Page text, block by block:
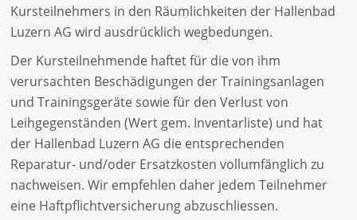
Kursteilnehmers in den Räumlichkeiten der Hallenbad
Luzern AG wird ausdrücklich wegbedungen.
Der Kursteilnehmende haftet für die von ihm
verursachten Beschädigungen der Trainingsanlagen
und Trainingsgeräte sowie für den Verlust von
Leihgegenständen (Wert gem. Inventarliste) und hat
der Hallenbad Luzern AG die entsprechenden
Reparatur- und/oder Ersatzkosten vollumfänglich zu
nachweisen. Wir empfehlen daher jedem Teilnehmer
eine Haftpflichtversicherung abzuschliessen.